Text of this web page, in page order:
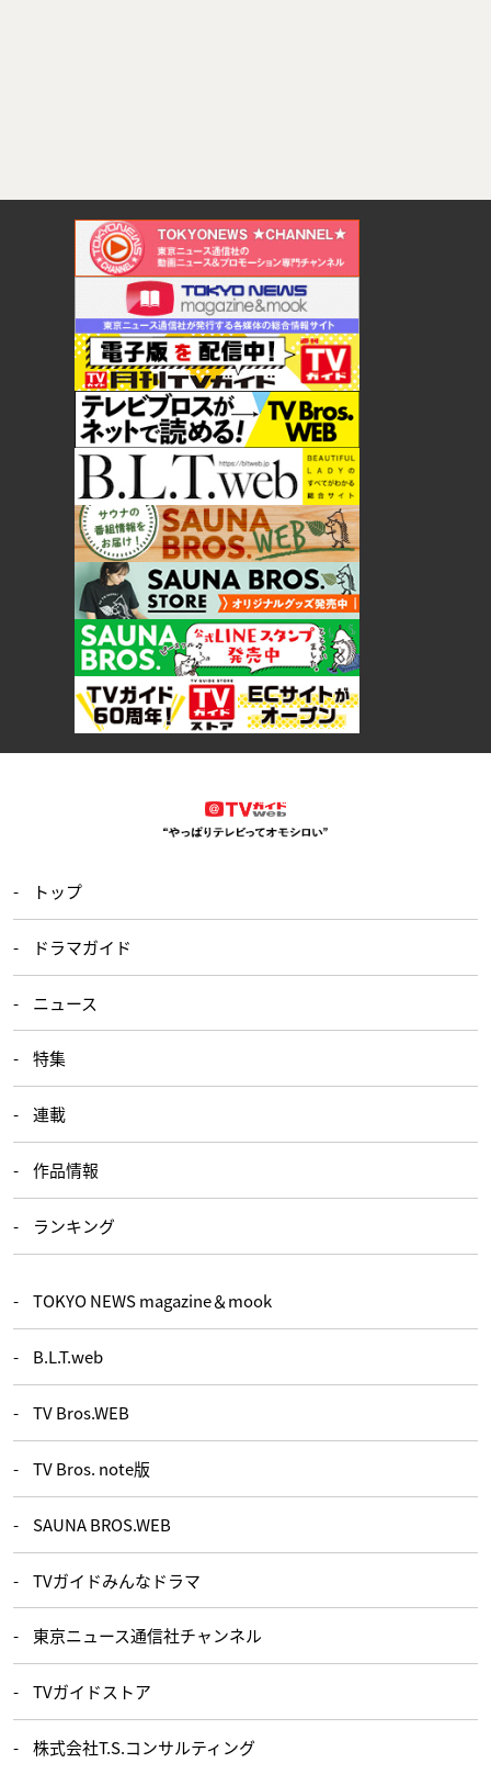
トップ
ドラマガイド
ニュース
特集
連載
作品情報
ランキング
TOKYO NEWS magazine＆mook
B.L.T.web
TV Bros.WEB
TV Bros. note版
SAUNA BROS.WEB
TVガイドみんなドラマ
東京ニュース通信社チャンネル
TVガイドストア
株式会社T.S.コンサルティング